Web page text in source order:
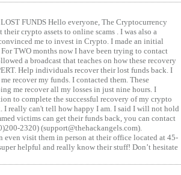
FUNDS Hello everyone, The Cryptocurrency
crypto assets to online scams . I was also a
me to invest in Crypto. I made an initial
TWO months now I have been trying to contact
a broadcast that teaches on how these recovery
Help individuals recover their lost funds back. I
recover my funds. I contacted them. These
me recover all my losses in just nine hours. I
to complete the successful recovery of my crypto
really can't tell how happy I am. I said I will not hold
victims can get their funds back, you can contact
2320) (support@thehackangels.com).
visit them in person at their office located at 45-
helpful and really know their stuff! Don’t hesitate